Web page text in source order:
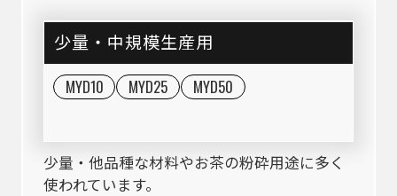
少量・中規模生産用
MYD10 MYD25 MYD50
少量・他品種な材料やお茶の粉砕用途に多く
使われています。